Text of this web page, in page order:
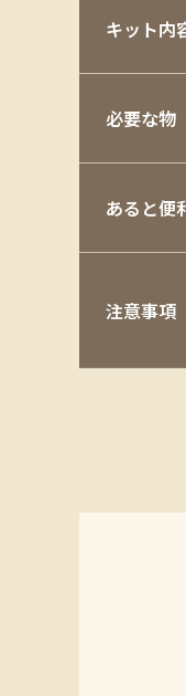
キット内
必要な物
あると便
注意事項